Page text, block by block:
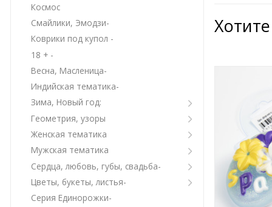
Космос
Смайлики, Эмодзи-
Коврики под купол -
18 + -
Весна, Масленица-
Индийская тематика-
Зима, Новый год:
Геометрия, узоры
Женская тематика
Мужская тематика
Сердца, любовь, губы, свадьба-
Цветы, букеты, листья-
Серия Единорожки-